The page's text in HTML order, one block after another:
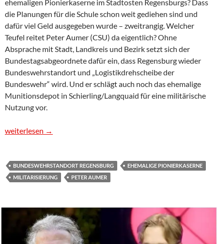
ehemaligen Pionierkaserne im Stadtosten Regensburgs? Dass
die Planungen für die Schule schon weit gediehen sind und
dafür viel Geld ausgegeben wurde – zweitrangig. Welcher
Teufel reitet Peter Aumer (CSU) da eigentlich? Ohne
Absprache mit Stadt, Landkreis und Bezirk setzt sich der
Bundestagsabgeordnete dafür ein, dass Regensburg wieder
Bundeswehrstandort und „Logistikdrehscheibe der
Bundeswehr“ wird. Und er schlägt auch noch das ehemalige
Munitionsdepot in Schierling/Langquaid für eine militärische
Nutzung vor.
Pressemitteilung: Militärkaserne statt Grundschule? BSW-
weiterlesen →
BUNDESWEHRSTANDORT REGENSBURG
EHEMALIGE PIONIERKASERNE
MILITARISIERUNG
PETER AUMER